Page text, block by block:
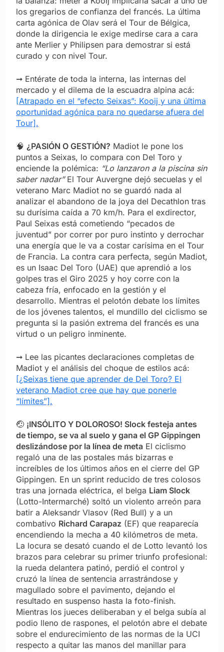
los gregarios de confianza del francés. La última
carta agónica de Olav será el Tour de Bélgica,
donde la dirigencia le exige medirse cara a cara
ante Merlier y Philipsen para demostrar si está
curado y con nivel Tour.
➞ Entérate de toda la interna, las internas del
mercado y el dilema de la escuadra alpina acá:
[Atrapado en el “efecto Seixas”: Kooij y una última
oportunidad agónica para no quedarse afuera del
Tour].
🧠 ¿PASIÓN O GESTIÓN? Madiot le pone los
puntos a Seixas, lo compara con Del Toro y
enciende la polémica: “Lo lanzaron a la piscina sin
saber nadar”El Tour Auvergne dejó secuelas y el
veterano Marc Madiot no se guardó nada al
analizar el abandono de la joya del Decathlon tras
su durísima caída a 70 km/h. Para el exdirector,
Paul Seixas está cometiendo “pecados de
juventud” por correr por puro instinto y derrochar
una energía que le va a costar carísima en el Tour
de Francia. La contra cara perfecta, según Madiot,
es un Isaac Del Toro (UAE) que aprendió a los
golpes tras el Giro 2025 y hoy corre con la
cabeza fría, enfocado en la gestión y el
desarrollo. Mientras el pelotón debate los límites
de los jóvenes talentos, el mundillo del ciclismo se
pregunta si la pasión extrema del francés es una
virtud o un peligro inminente.
➞ Lee las picantes declaraciones completas de
Madiot y el análisis del choque de estilos acá:
[¿Seixas tiene que aprender de Del Toro? El
veterano Madiot cree que hay que ponerle
“límites”].
🤕 ¡INSÓLITO Y DOLOROSO! Slock festeja antes
de tiempo, se va al suelo y gana el GP Gippingen
deslizándose por la línea de meta El ciclismo
regaló una de las postales más bizarras e
increíbles de los últimos años en el cierre del GP
Gippingen. En un sprint reducido de tres colosos
tras una jornada eléctrica, el belga Liam Slock
(Lotto-Intermarché) soltó un violento arreón para
batir a Aleksandr Vlasov (Red Bull) y a un
combativo Richard Carapaz (EF) que reaparecía
encendiendo la mecha a 40 kilómetros de meta.
La locura se desató cuando el de Lotto levantó los
brazos para celebrar su primer triunfo profesional:
la rueda delantera patinó, perdió el control y
cruzó la línea de sentencia arrastrándose y
magullado sobre el pavimento, dejando el
resultado en suspenso hasta la foto-finish.
Mientras los jueces deliberaban y el belga subía al
podio lleno de raspones, el pelotón abre el debate
sobre el endurecimiento de las normas de la UCI
respecto a quitar las manos del manillar para